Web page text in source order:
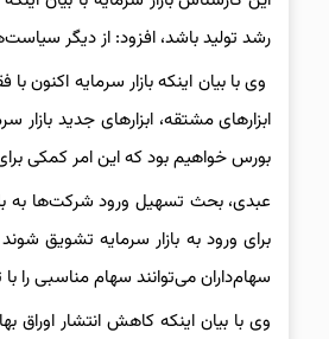
رشد تولید باشد، افزود: از دیگر
وی با بیان اینکه بازار سرمایه
ابزارهای مشتقه، ابزارهای جدید
بورس خواهیم بود که این امر کمکی
عبدی، بحث تسهیل ورود شرکت‌ها به
برای ورود به بازار سرمایه تشویق
سهام‌داران می‌توانند سهام مناسبی را
وی با بیان اینکه کاهش انتشار اوراق